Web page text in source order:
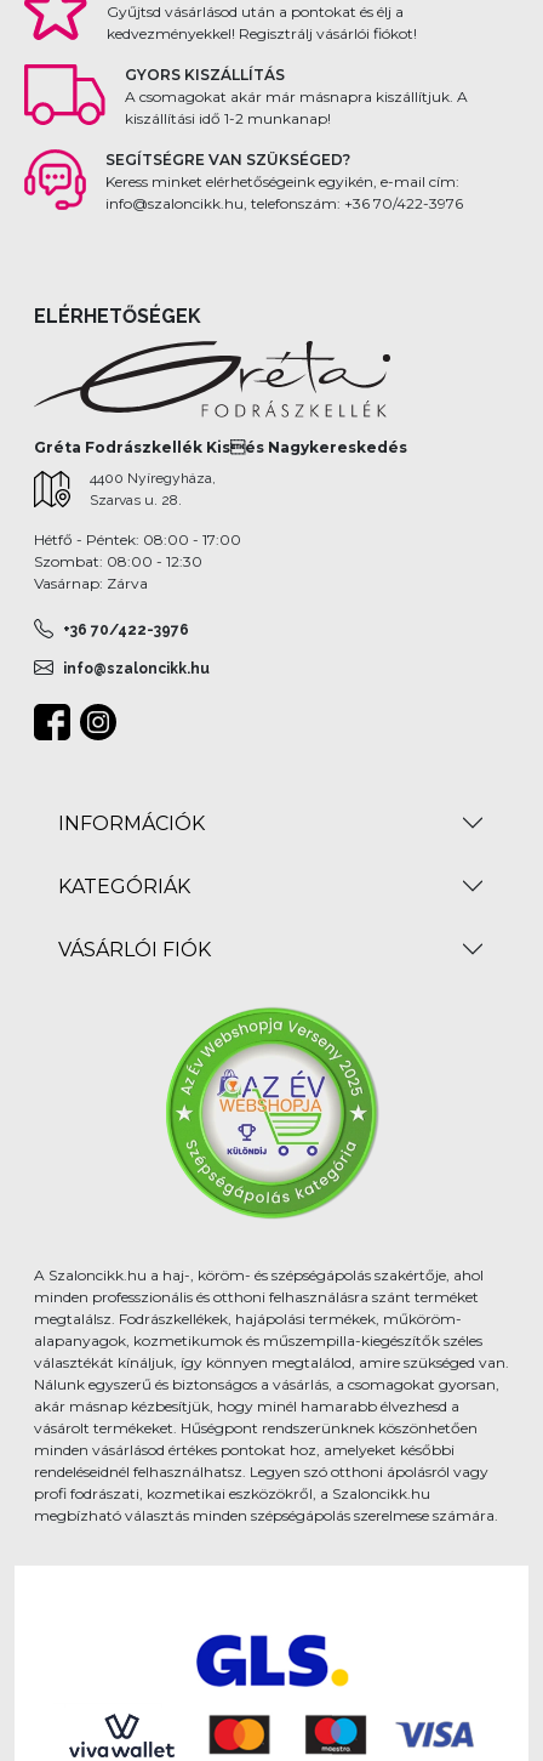
Gyűjtsd vásárlásod után a pontokat és élj a
kedvezményekkel! Regisztrálj vásárlói fiókot!
GYORS KISZÁLLÍTÁS
A csomagokat akár már másnapra kiszállítjuk. A
kiszállítási idő 1-2 munkanap!
SEGÍTSÉGRE VAN SZÜKSÉGED?
Keress minket elérhetőségeink egyikén, e-mail cím:
info@szaloncikk.hu, telefonszám: +36 70/422-3976
ELÉRHETŐSÉGEK
Gréta Fodrászkellék Kisés Nagykereskedés
4400 Nyíregyháza,
Szarvas u. 28.
Hétfő - Péntek: 08:00 - 17:00
Szombat: 08:00 - 12:30
Vasárnap: Zárva
+36 70/422-3976
info@szaloncikk.hu
INFORMÁCIÓK
KATEGÓRIÁK
VÁSÁRLÓI FIÓK
A Szaloncikk.hu a haj-, köröm- és szépségápolás szakértője, ahol
minden professzionális és otthoni felhasználásra szánt terméket
megtalálsz. Fodrászkellékek, hajápolási termékek, műköröm-
alapanyagok, kozmetikumok és műszempilla-kiegészítők széles
választékát kínáljuk, így könnyen megtalálod, amire szükséged van.
Nálunk egyszerű és biztonságos a vásárlás, a csomagokat gyorsan,
akár másnap kézbesítjük, hogy minél hamarabb élvezhesd a
vásárolt termékeket. Hűségpont rendszerünknek köszönhetően
minden vásárlásod értékes pontokat hoz, amelyeket későbbi
rendeléseidnél felhasználhatsz. Legyen szó otthoni ápolásról vagy
profi fodrászati, kozmetikai eszközökről, a Szaloncikk.hu
megbízható választás minden szépségápolás szerelmese számára.